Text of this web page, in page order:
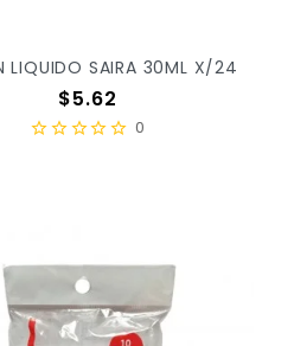
LIQUIDO SAIRA 30ML X/24
Precio
$5.62
0